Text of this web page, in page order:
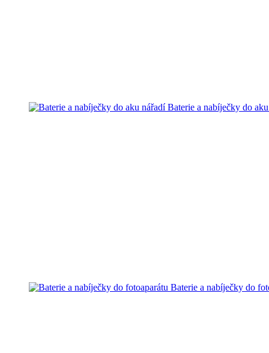
Baterie a nabíječky do
Baterie a nabíječky do